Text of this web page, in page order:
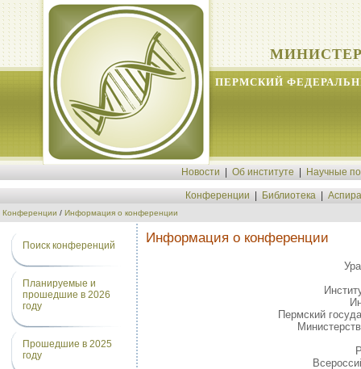
ПЕРМСКИЙ
Новости Об институте Научные
Конференции Библиотека
Конференции / Информация о конференции
Поиск конференций
Планируемые и
прошедшие в 2026
году
Прошедшие в 2025
году
Информация о конференции
Пермский